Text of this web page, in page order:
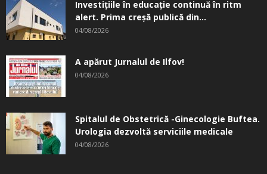
Investițiile în educație continuă în ritm
alert. Prima creşă publică din...
04/08/2026
A apărut Jurnalul de Ilfov!
04/08/2026
Spitalul de Obstetrică -Ginecologie Buftea.
Urologia dezvoltă serviciile medicale
04/08/2026